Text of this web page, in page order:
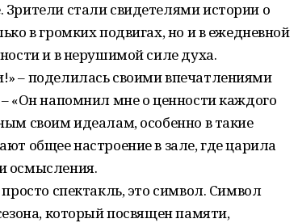
стали свидетелями истории о
в громких подвигах, но и в ежедневной
и в нерушимой силе духа.
– поделилась своими впечатлениями
«Он напомнил мне о ценности каждого
своим идеалам, особенно в такие
общее настроение в зале, где царила
осмысления.
спектакль, это символ. Символ
который посвящен памяти,